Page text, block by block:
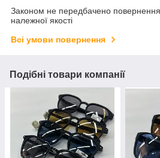
Законом не передбачено
належної якості
Всі умови повернення
Подібні товари компанії